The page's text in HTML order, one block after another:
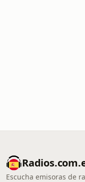
Escucha emisoras de